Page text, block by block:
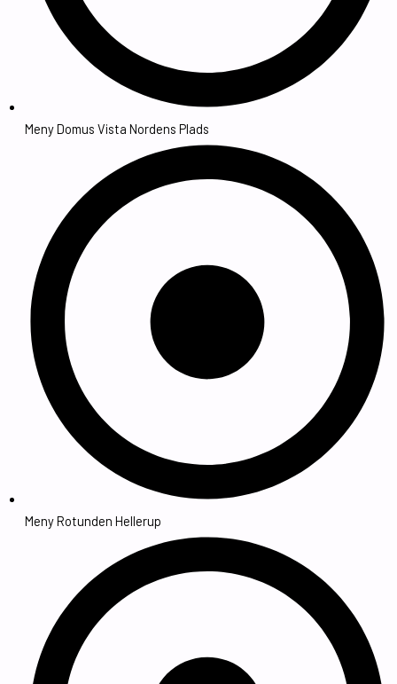
Meny Domus Vista Nordens Plads
Meny Rotunden Hellerup